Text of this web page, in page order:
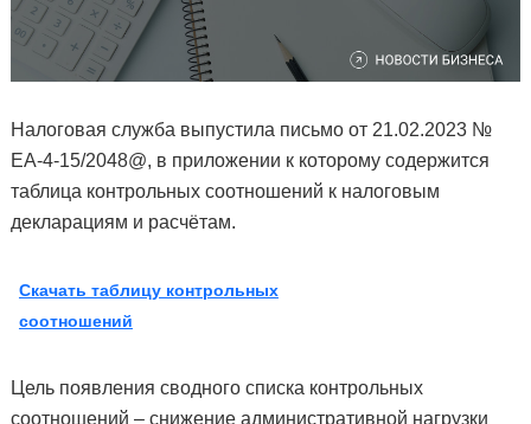
Налоговая служба выпустила письмо от 21.02.2023 №
ЕА-4-15/2048@, в приложении к которому содержится
таблица контрольных соотношений к налоговым
декларациям и расчётам.
Скачать таблицу контрольных
соотношений
Цель появления сводного списка контрольных
соотношений – снижение административной нагрузки